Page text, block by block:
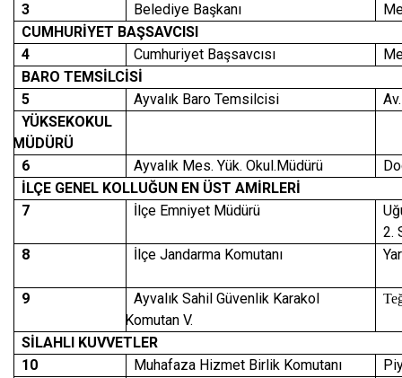
3
Belediye Başkanı
CUMHURİYET BAŞSAVCISI
4
Cumhuriyet Başsavcısı
BARO TEMSİLCİSİ
5
Ayvalık Baro Temsilcisi
YÜKSEKOKUL
MÜDÜRÜ
6
Ayvalık Mes. Yük. Okul.Müdürü
İLÇE GENEL KOLLUĞUN EN ÜST AMİRLERİ
7
İlçe Emniyet Müdürü
2.
8
İlçe Jandarma Komutanı
9
Ayvalık Sahil Güvenlik Karakol
Komutan V.
SİLAHLI KUVVETLER
10
Muhafaza Hizmet Birlik Komutanı